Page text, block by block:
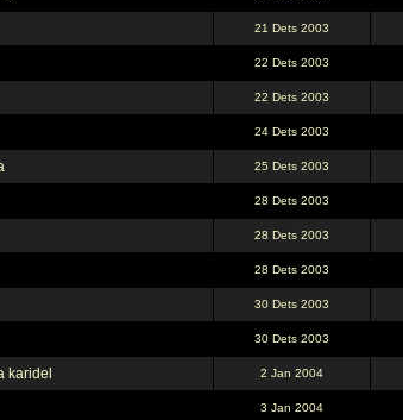
21 Dets 2003
22 Dets 2003
22 Dets 2003
24 Dets 2003
25 Dets 2003
28 Dets 2003
28 Dets 2003
28 Dets 2003
30 Dets 2003
30 Dets 2003
karidel 2 Jan 2004
3 Jan 2004